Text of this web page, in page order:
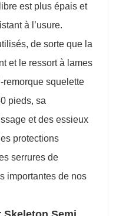
est plus épais et
à l’usure.
de sorte que la
et le ressort à lames
squelette
pieds, sa
et des essieux
protections
serrures de
importantes de nos